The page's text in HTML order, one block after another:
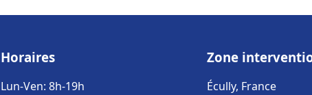
Horaires
Lun-Ven: 8h-19h
Zone
Écully, France